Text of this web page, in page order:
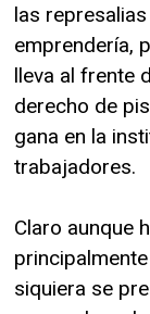
las
emprendería,
lleva al frente
derecho de
gana en la
trabajadores.
Claro aunque
siquiera se